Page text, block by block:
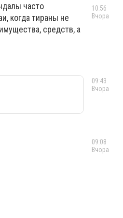
часто
когда тираны не
средств, а
10:56
Вчора
09:43
Вчора
09:08
Вчора